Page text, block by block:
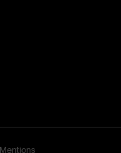
Mentions